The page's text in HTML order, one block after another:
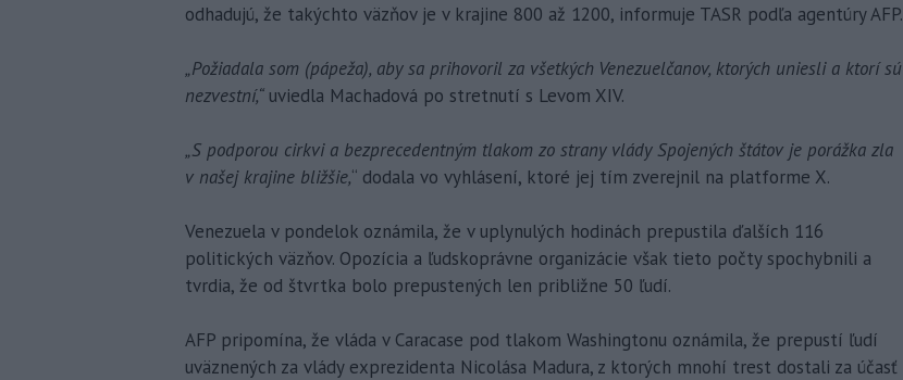
odhadujú, že takýchto väzňov je v krajine 800 až 1200, informuje TASR podľa agentúry AFP.
„Požiadala som (pápeža), aby sa prihovoril za všetkých Venezuelčanov, ktorých uniesli a ktorí sú
nezvestní,“ uviedla Machadová po stretnutí s Levom XIV.
„S podporou cirkvi a bezprecedentným tlakom zo strany vlády Spojených štátov je porážka zla
v našej krajine bližšie,“ dodala vo vyhlásení, ktoré jej tím zverejnil na platforme X.
Venezuela v pondelok oznámila, že v uplynulých hodinách prepustila ďalších 116
politických väzňov. Opozícia a ľudskoprávne organizácie však tieto počty spochybnili a
tvrdia, že od štvrtka bolo prepustených len približne 50 ľudí.
AFP pripomína, že vláda v Caracase pod tlakom Washingtonu oznámila, že prepustí ľudí
uväznených za vlády exprezidenta Nicolása Madura, z ktorých mnohí trest dostali za účasť